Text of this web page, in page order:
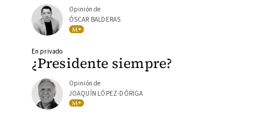
Opinión de
ÓSCAR BALDERAS
¿Presidente siempre?
En privado
Opinión de
JOAQUÍN LÓPEZ-DÓRIGA